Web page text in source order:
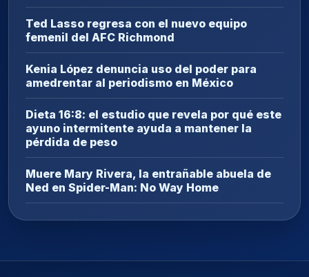
Ted Lasso regresa con el nuevo equipo
femenil del AFC Richmond
Kenia López denuncia uso del poder para
amedrentar al periodismo en México
Dieta 16:8: el estudio que revela por qué este
ayuno intermitente ayuda a mantener la
pérdida de peso
Muere Mary Rivera, la entrañable abuela de
Ned en Spider-Man: No Way Home